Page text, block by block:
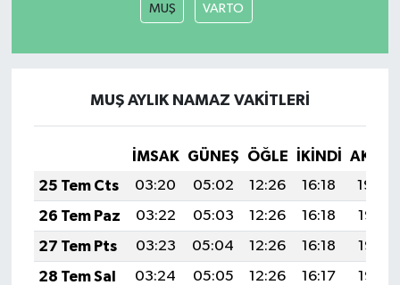
MUŞ VARTO
MUŞ AYLIK NAMAZ VAKITLERI
İMSAK GÜNEŞ ÖĞLE İKINDI
25 Tem Cts
03:20 05:02 12:26 16:18
19:39
26 Tem Paz
03:22 05:03 12:26 16:18
19:38
27 Tem Pts
03:23 05:04 12:26 16:18
19:37
28 Tem Sal
03:24 05:05 12:26 16:17
19:37